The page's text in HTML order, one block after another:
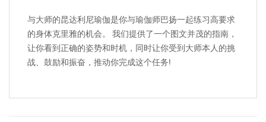
与大师的昆达利尼瑜伽是你与瑜伽师巴扬一起练习高要求
的身体克里雅的机会。 我们提供了一个图文并茂的指南，
让你看到正确的姿势和时机，同时让你受到大师本人的挑
战、鼓励和振奋，推动你完成这个任务!